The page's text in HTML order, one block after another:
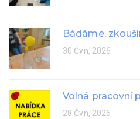
Bádáme,
30 Čvn, 2026
Volná pracovní
28 Čvn, 2026